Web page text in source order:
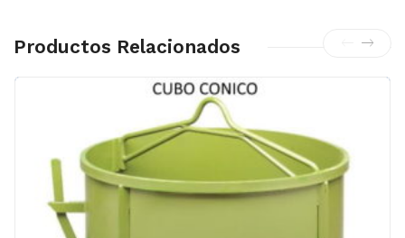
Productos Relacionados